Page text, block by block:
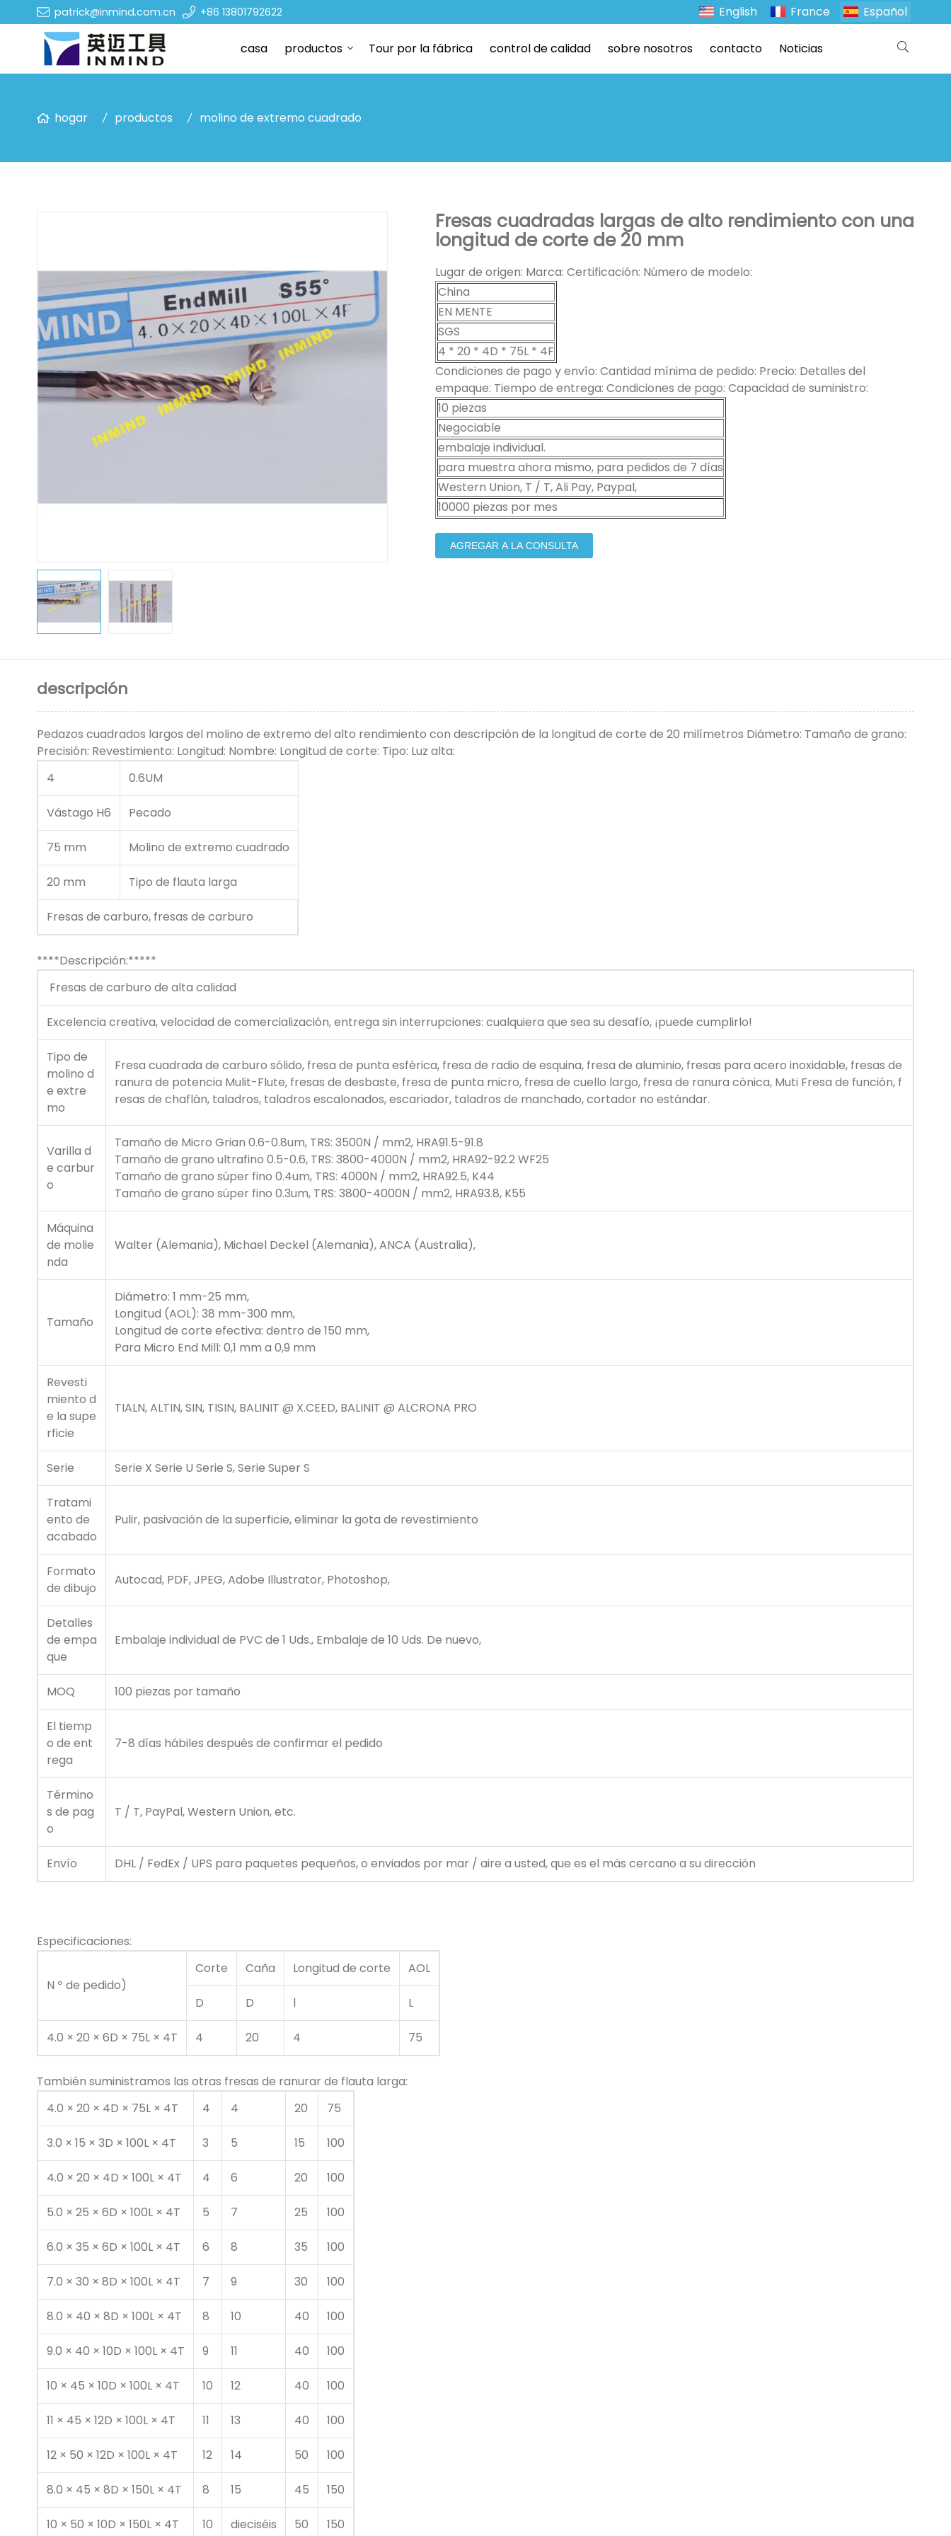
patrick@inmind.com.cn +86 13801792622 English France Español
casa productos Tour por la fábrica control de calidad sobre nosotros contacto Noticias
hogar productos molino de extremo cuadrado
Fresas cuadradas largas de alto rendimiento con una
longitud de corte de 20 mm
Lugar de origen: Marca: Certificación: Número de modelo:
China
EN MENTE
SGS
4 * 20 * 4D * 75L * 4F
Condiciones de pago y envío: Cantidad mínima de pedido: Precio: Detalles del
empaque: Tiempo de entrega: Condiciones de pago: Capacidad de suministro:
10 piezas
Negociable
embalaje individual.
para muestra ahora mismo, para pedidos de 7 días
Western Union, T / T, Ali Pay, Paypal,
10000 piezas por mes
AGREGAR A LA CONSULTA
descripción
Pedazos cuadrados largos del molino de extremo del alto rendimiento con descripción de la longitud de corte de 20 milímetros Diámetro: Tamaño de grano:
Precisión: Revestimiento: Longitud: Nombre: Longitud de corte: Tipo: Luz alta:
4
0.6UM
Vástago H6 Pecado
75 mm Molino de extremo cuadrado
20 mm Tipo de flauta larga
Fresas de carburo, fresas de carburo
****Descripción:*****
Fresas de carburo de alta calidad
Excelencia creativa, velocidad de comercialización, entrega sin interrupciones: cualquiera que sea su desafío, ¡puede cumplirlo!
Tipo de
molino d
e extre
mo
Fresa cuadrada de carburo sólido, fresa de punta esférica, fresa de radio de esquina, fresa de aluminio, fresas para acero inoxidable, fresas de
ranura de potencia Mulit-Flute, fresas de desbaste, fresa de punta micro, fresa de cuello largo, fresa de ranura cónica, Muti Fresa de función, f
resas de chaflán, taladros, taladros escalonados, escariador, taladros de manchado, cortador no estándar.
Varilla d
e carbur
o
Tamaño de Micro Grian 0.6-0.8um, TRS: 3500N / mm2, HRA91.5-91.8
Tamaño de grano ultrafino 0.5-0.6, TRS: 3800-4000N / mm2, HRA92-92.2 WF25
Tamaño de grano súper fino 0.4um, TRS: 4000N / mm2, HRA92.5, K44
Tamaño de grano súper fino 0.3um, TRS: 3800-4000N / mm2, HRA93.8, K55
Máquina
de molie
nda
Walter (Alemania), Michael Deckel (Alemania), ANCA (Australia),
Tamaño
Diámetro: 1 mm-25 mm,
Longitud (AOL): 38 mm-300 mm,
Longitud de corte efectiva: dentro de 150 mm,
Para Micro End Mill: 0,1 mm a 0,9 mm
Revesti
miento d
e la supe
rficie
TIALN, ALTIN, SIN, TISIN, BALINIT @ X.CEED, BALINIT @ ALCRONA PRO
Serie Serie X Serie U Serie S, Serie Super S
Tratami
ento de
acabado
Pulir, pasivación de la superficie, eliminar la gota de revestimiento
Formato
de dibujo
Autocad, PDF, JPEG, Adobe Illustrator, Photoshop,
Detalles
de empa
que
Embalaje individual de PVC de 1 Uds., Embalaje de 10 Uds. De nuevo,
MOQ 100 piezas por tamaño
El tiemp
o de ent
rega
7-8 días hábiles después de confirmar el pedido
Término
s de pag
o
T / T, PayPal, Western Union, etc.
Envío DHL / FedEx / UPS para paquetes pequeños, o enviados por mar / aire a usted, que es el más cercano a su dirección
Especificaciones:
N º de pedido)
Corte Caña Longitud de corte AOL
D D l L
4.0 × 20 × 6D × 75L × 4T 4 20 4 75
También suministramos las otras fresas de ranurar de flauta larga:
4.0 × 20 × 4D × 75L × 4T
4 4 20 75
3.0 × 15 × 3D × 100L × 4T 3 5 15 100
4.0 × 20 × 4D × 100L × 4T 4 6 20 100
5.0 × 25 × 6D × 100L × 4T 5 7 25 100
6.0 × 35 × 6D × 100L × 4T 6 8 35 100
7.0 × 30 × 8D × 100L × 4T 7 9 30 100
8.0 × 40 × 8D × 100L × 4T 8 10 40 100
9.0 × 40 × 10D × 100L × 4T 9 11 40 100
10 × 45 × 10D × 100L × 4T 10 12 40 100
11 × 45 × 12D × 100L × 4T 11 13 40 100
12 × 50 × 12D × 100L × 4T 12 14 50 100
8.0 × 45 × 8D × 150L × 4T 8 15 45 150
10 × 50 × 10D × 150L × 4T 10 dieciséis 50 150